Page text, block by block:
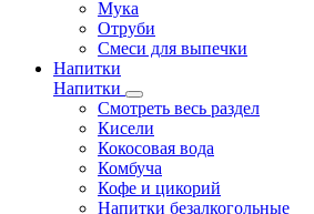
Мука
Отруби
Смеси для выпечки
Напитки
Напитки
Смотреть весь раздел
Кисели
Кокосовая вода
Комбуча
Кофе и цикорий
Напитки безалкогольные